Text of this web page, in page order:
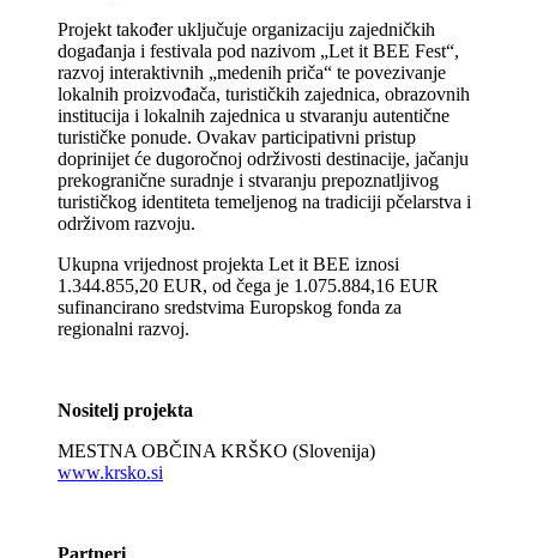
Projekt također uključuje organizaciju zajedničkih
događanja i festivala pod nazivom „Let it BEE Fest“,
razvoj interaktivnih „medenih priča“ te povezivanje
lokalnih proizvođača, turističkih zajednica, obrazovnih
institucija i lokalnih zajednica u stvaranju autentične
turističke ponude. Ovakav participativni pristup
doprinijet će dugoročnoj održivosti destinacije, jačanju
prekogranične suradnje i stvaranju prepoznatljivog
turističkog identiteta temeljenog na tradiciji pčelarstva i
održivom razvoju.
Ukupna vrijednost projekta Let it BEE iznosi
1.344.855,20 EUR, od čega je 1.075.884,16 EUR
sufinancirano sredstvima Europskog fonda za
regionalni razvoj.
Nositelj projekta
MESTNA OBČINA KRŠKO (Slovenija)
www.krsko.si
Partneri